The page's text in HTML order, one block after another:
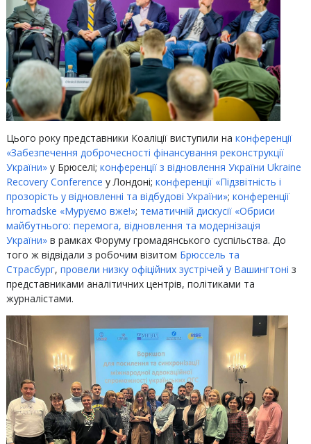
‍Цього року представники Коаліції виступили на конференції
«Забезпечення доброчесності фінансування реконструкції
України»у Брюселі; конференції з відновлення України Ukraine
Recovery Conference у Лондоні; конференції «Підзвітність і
прозорість у відновленні та відбудові України»; конференції
hromadske «Муруємо вже!»; тематичній дискусії «Обриси
майбутнього: перемога, відновлення та модернізація
України»в рамках Форуму громадянського суспільства. До
того ж відвідали з робочим візитом Брюссель та
Страсбург, провели низку офіційних зустрічей у Вашингтоні з
представниками аналітичних центрів, політиками та
журналістами.